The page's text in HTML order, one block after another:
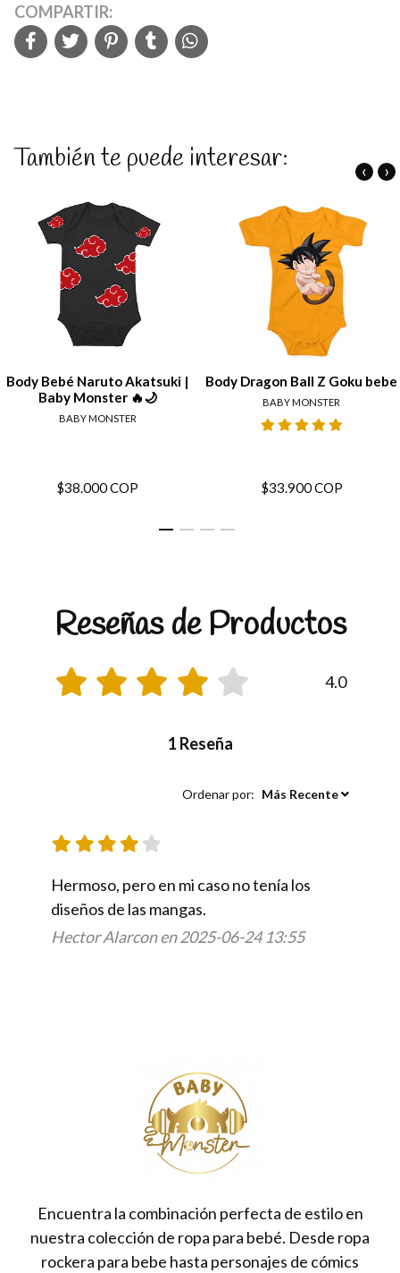
COMPARTIR:
También te puede interesar:
Body Bebé Naruto Akatsuki |
Baby Monster 🔥🌙
BABY MONSTER
$38.000 COP
Body Dragon Ball Z Goku bebe
BABY MONSTER
$33.900 COP
‹ ›
Reseñas de Productos
4.0
1 Reseña
Ordenar por: Más Recente
Hermoso, pero en mi caso no tenía los
diseños de las mangas.
Hector Alarcon en 2025-06-24 13:55
Encuentra la combinación perfecta de estilo en
nuestra colección de ropa para bebé. Desde ropa
rockera para bebe hasta personajes de cómics